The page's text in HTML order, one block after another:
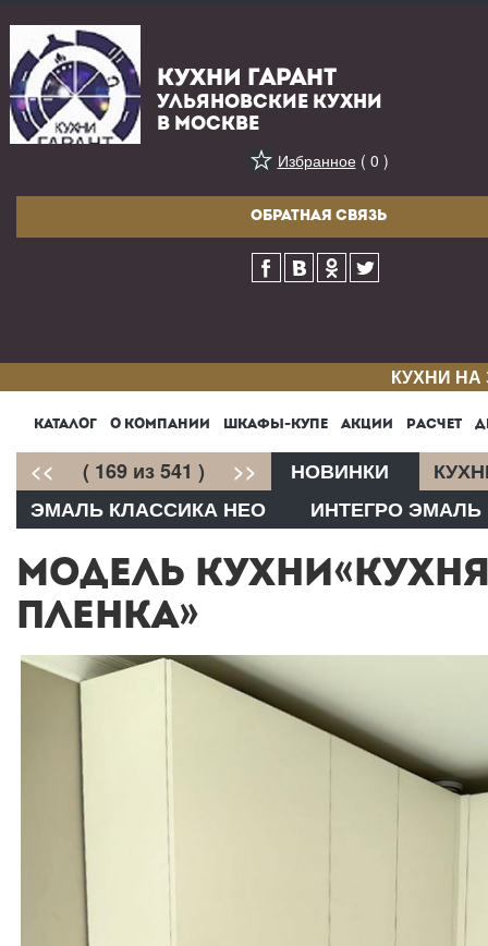
КУХНИ ГАРАНТ
УЛЬЯНОВСКИЕ КУХНИ
В МОСКВЕ
Избранное( 0 )
ОБРАТНАЯ СВЯЗЬ
КУХНИ
КАТАЛОГ О КОМПАНИИ ШКАФЫ-КУПЕ АКЦИИ РАСЧЕТ
<< ( 169 из 541 ) >> НОВИНКИ
ЭМАЛЬ КЛАССИКА НЕО
ИНТЕГРО ЭМАЛЬ
МОДЕЛЬ
ПЛЕНКА»